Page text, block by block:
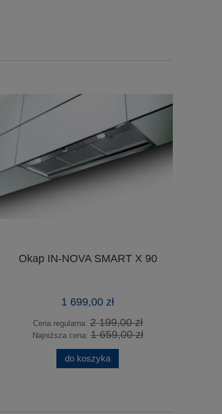
Okap IN-NOVA SMART X 90
1 699,00 zł
Cena regularna:2 199,00 zł
Najniższa cena:1 659,00 zł
do koszyka